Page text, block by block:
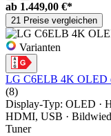
ab 1.449,00 €*
21 Preise vergleichen
Varianten
LG C6ELB 4K OLED
(8)
Display-Typ: OLED ·
HDMI, USB ·
Tuner